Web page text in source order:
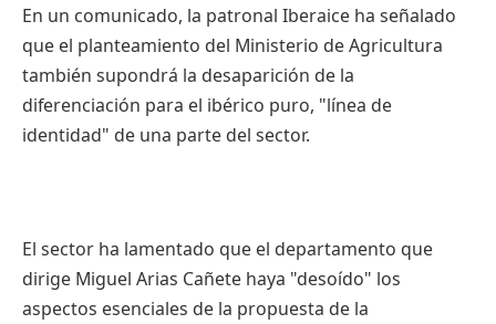
En un comunicado, la patronal Iberaice ha señalado
que el planteamiento del Ministerio de Agricultura
también supondrá la desaparición de la
diferenciación para el ibérico puro, "línea de
identidad" de una parte del sector.
El sector ha lamentado que el departamento que
dirige Miguel Arias Cañete haya "desoído" los
aspectos esenciales de la propuesta de la